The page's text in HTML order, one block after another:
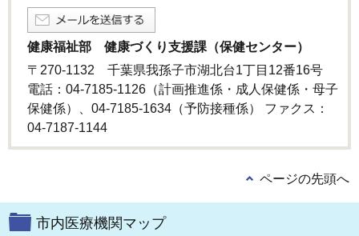
健康福祉部 健康づくり支援課（保健センター）
〒270-1132 千葉県我孫子市湖北台1丁目12番16号
電話：04-7185-1126（計画推進係・成人保健係・母子
保健係）、04-7185-1634（予防接種係） ファクス：
04-7187-1144
ページの先頭へ
市内医療機関マップ